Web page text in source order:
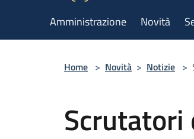
Amministrazione Novità
Home > Novità > Notizie >
Scrutatori